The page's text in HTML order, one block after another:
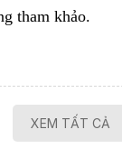
tham khảo.
XEM TẤT CẢ